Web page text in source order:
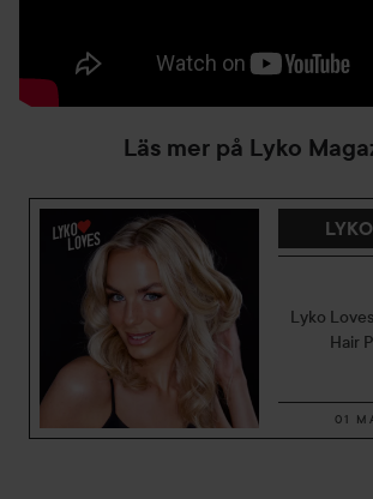
Läs mer på Lyko
Lyko
Hair
01